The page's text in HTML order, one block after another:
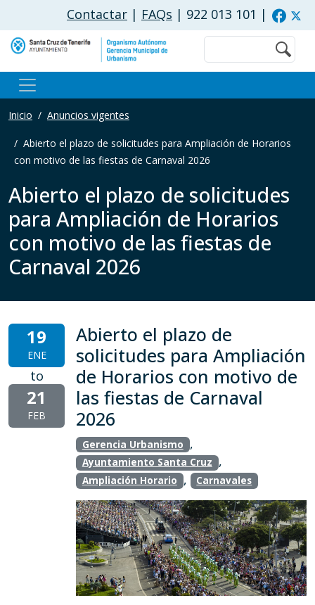
Pasar al contenido principal
Contactar | FAQs | 922 013 101 |
Buscar
Inicio Anuncios vigentes
Abierto el plazo de solicitudes para Ampliación de Horarios
con motivo de las fiestas de Carnaval 2026
Abierto el plazo de solicitudes
para Ampliación de Horarios
con motivo de las fiestas de
Carnaval 2026
19
ENE
to
21
FEB
Abierto el plazo de
solicitudes para Ampliación
de Horarios con motivo de
las fiestas de Carnaval
2026
Gerencia Urbanismo ,
Ayuntamiento Santa Cruz ,
Ampliación Horario , Carnavales